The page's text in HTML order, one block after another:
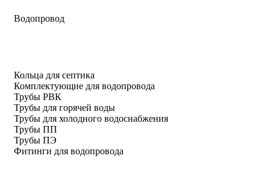
Водопровод
Кольца для септика
Комплектующие для водопровода
Трубы РВК
Трубы для горячей воды
Трубы для холодного водоснабжения
Трубы ПП
Трубы ПЭ
Фитинги для водопровода